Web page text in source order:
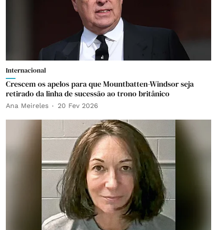
Internacional
Crescem os apelos para que Mountbatten-Windsor seja
retirado da linha de sucessão ao trono britânico
Ana Meireles 20 Fev 2026